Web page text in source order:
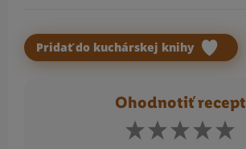
Pridať do kuchárskej knihy
Ohodnotiť recept